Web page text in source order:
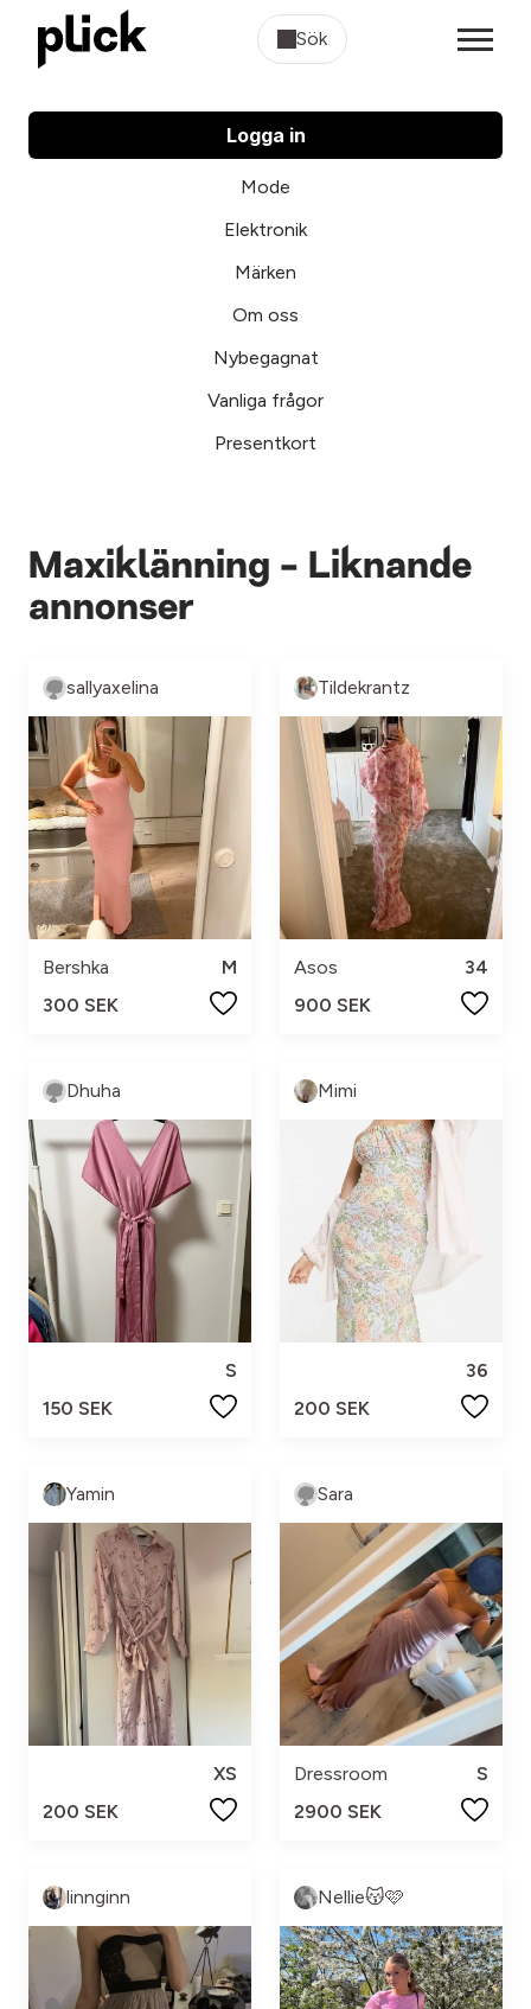
Sök
Logga in
Mode
Elektronik
Märken
Om oss
Nybegagnat
Vanliga frågor
Presentkort
Maxiklänning - Liknande
annonser
sallyaxelina
Bershka
M
300 SEK
Tildekrantz
Asos
34
900 SEK
Dhuha
S
150 SEK
Mimi
36
200 SEK
Yamin
XS
200 SEK
Sara
Dressroom
S
2900 SEK
linnginn Nellie😽🩷